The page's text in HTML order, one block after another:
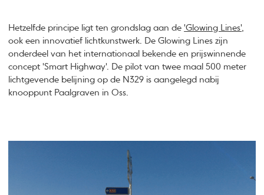
Hetzelfde principe ligt ten grondslag aan de 'Glowing Lines',
ook een innovatief lichtkunstwerk. De Glowing Lines zijn
onderdeel van het internationaal bekende en prijswinnende
concept 'Smart Highway'. De pilot van twee maal 500 meter
lichtgevende belijning op de N329 is aangelegd nabij
knooppunt Paalgraven in Oss.